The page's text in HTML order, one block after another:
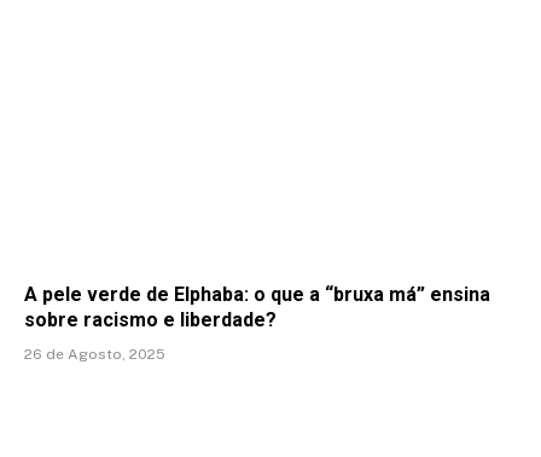
A pele verde de Elphaba: o que a “bruxa má” ensina
sobre racismo e liberdade?
26 de Agosto, 2025